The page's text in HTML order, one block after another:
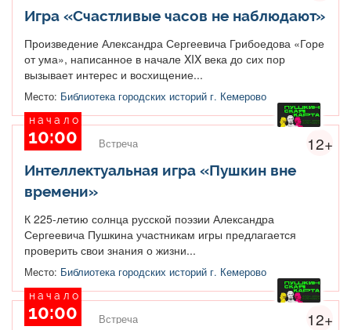
Игра «Счастливые часов не наблюдают»
Произведение Александра Сергеевича Грибоедова «Горе
от ума», написанное в начале XIX века до сих пор
вызывает интерес и восхищение...
Место: Библиотека городских историй г. Кемерово
12+
начало
10:00 Встреча
Интеллектуальная игра «Пушкин вне
времени»
К 225-летию солнца русской поэзии Александра
Сергеевича Пушкина участникам игры предлагается
проверить свои знания о жизни...
Место: Библиотека городских историй г. Кемерово
12+
начало
10:00 Встреча